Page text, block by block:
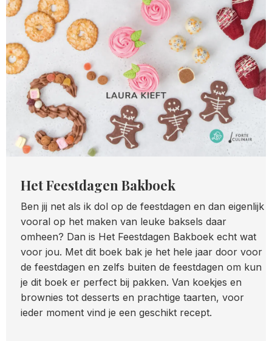
Het Feestdagen Bakboek
Ben jij net als ik dol op de feestdagen en dan eigenlijk
vooral op het maken van leuke baksels daar
omheen? Dan is Het Feestdagen Bakboek echt wat
voor jou. Met dit boek bak je het hele jaar door voor
de feestdagen en zelfs buiten de feestdagen om kun
je dit boek er perfect bij pakken. Van koekjes en
brownies tot desserts en prachtige taarten, voor
ieder moment vind je een geschikt recept.